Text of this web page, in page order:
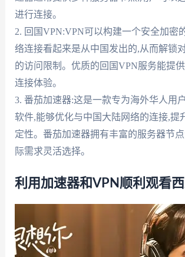
进行连接。
2. 回国VPN:VPN可以构建一个安全加密
络连接看起来是从中国发出的,从而解锁
的访问限制。优质的回国VPN服务能提
连接体验。
3. 番茄加速器:这是一款专为海外华人用
软件,能够优化与中国大陆网络的连接,提
定性。番茄加速器拥有丰富的服务器节
际需求灵活选择。
利用加速器和VPN顺利观看